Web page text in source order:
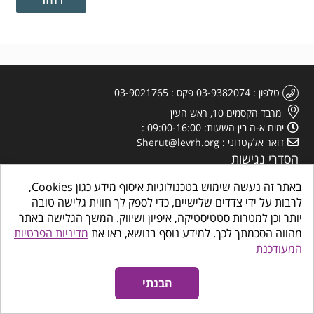
טלפון 03-9382074 פקס
03-9021765
מרבד הקסמים 10, ראש העין
ימים א-ה בין השעות: 09:00-16:00
דואר אלקטרוני
Sherut@levrh.org
הסדרי נגישות
אינטרדיל בניית אתרים לעסקים נגישות אתרים
באתר זה נעשה שימוש בטכנולוגיות איסוף מידע כגון Cookies,
לרבות על ידי צדדים שלישיים, כדי לספק לך חווית גלישה טובה
יותר וכן למטרות סטטיסטיקה, איפיון ושיווק. המשך הגלישה באתר
מהווה הסכמתך לכך. למידע נוסף בנושא, ראו את מדיניות הפרטיות
המעודכנת
הבנתי